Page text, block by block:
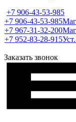
+7 906-43-53-985
+7 906-43-53-985
+7 967-31-32-200
+7 952-83-28-915
Заказать звонок